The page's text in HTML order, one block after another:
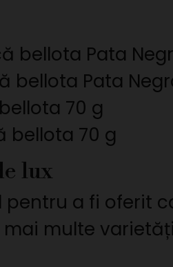
bellota Pata
bellota Pata
70 g
bellota 70 g
lux
pentru a fi oferit
multe